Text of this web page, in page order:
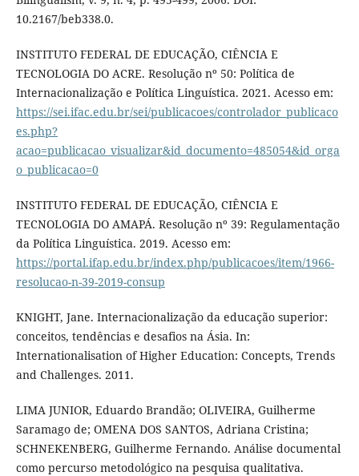
10.2167/beb338.0.
INSTITUTO FEDERAL DE EDUCAÇÃO, CIÊNCIA E
TECNOLOGIA DO ACRE. Resolução nº 50: Política de
Internacionalização e Política Linguística. 2021. Acesso em:
https://sei.ifac.edu.br/sei/publicacoes/controlador_publicaco
es.php?
acao=publicacao_visualizar&id_documento=485054&id_orga
o_publicacao=0
INSTITUTO FEDERAL DE EDUCAÇÃO, CIÊNCIA E
TECNOLOGIA DO AMAPÁ. Resolução nº 39: Regulamentação
da Política Linguística. 2019. Acesso em:
https://portal.ifap.edu.br/index.php/publicacoes/item/1966-
resolucao-n-39-2019-consup
KNIGHT, Jane. Internacionalização da educação superior:
conceitos, tendências e desafios na Ásia. In:
Internationalisation of Higher Education: Concepts, Trends
and Challenges. 2011.
LIMA JUNIOR, Eduardo Brandão; OLIVEIRA, Guilherme
Saramago de; OMENA DOS SANTOS, Adriana Cristina;
SCHNEKENBERG, Guilherme Fernando. Análise documental
como percurso metodológico na pesquisa qualitativa.